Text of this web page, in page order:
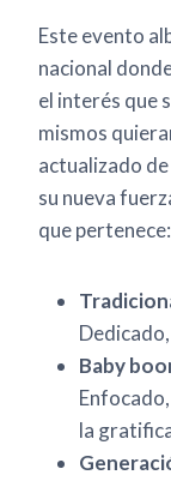
Este evento
nacional
el interés que
mismos
actualizado
su nueva
que pertenece:
Baby
la